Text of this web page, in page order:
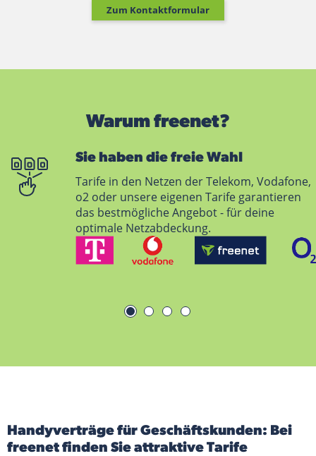
Zum Kontaktformular
Warum freenet?
Sie haben die freie Wahl
Tarife in den Netzen der Telekom, Vodafone,
o2 oder unsere eigenen Tarife garantieren
das bestmögliche Angebot - für deine
optimale Netzabdeckung.
Handyverträge für Geschäftskunden: Bei
freenet finden Sie attraktive Tarife